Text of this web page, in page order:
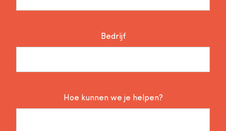
Bedrijf
Hoe kunnen we je helpen?